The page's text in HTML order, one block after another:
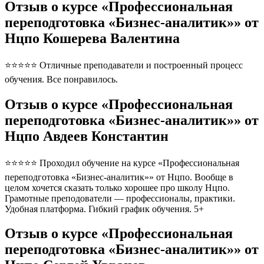
Отзыв о курсе «Профессиональная
переподготовка «Бизнес-аналитик»» от
Нцпо Кошерева Валентина
⭐⭐⭐⭐⭐ Отличные преподаватели и построенный процесс
обучения. Все понравилось.
Отзыв о курсе «Профессиональная
переподготовка «Бизнес-аналитик»» от
Нцпо Авдеев Константин
⭐⭐⭐⭐⭐ Проходил обучение на курсе «Профессиональная
переподготовка «Бизнес-аналитик»» от Нцпо. Вообще в
целом хочется сказать только хорошее про школу Нцпо.
Грамотные преподователи — профессионалы, практики.
Удобная платформа. Гибкий график обучения. 5+
Отзыв о курсе «Профессиональная
переподготовка «Бизнес-аналитик»» от